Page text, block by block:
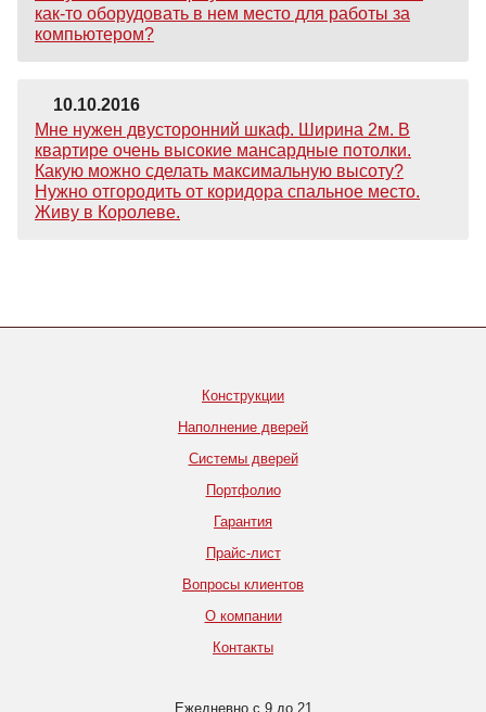
как-то оборудовать в нем место для работы за
компьютером?
10.10.2016
Мне нужен двусторонний шкаф. Ширина 2м. В
квартире очень высокие мансардные потолки.
Какую можно сделать максимальную высоту?
Нужно отгородить от коридора спальное место.
Живу в Королеве.
Конструкции
Наполнение дверей
Системы дверей
Портфолио
Гарантия
Прайс-лист
Вопросы клиентов
О компании
Контакты
Ежедневно с 9 до 21